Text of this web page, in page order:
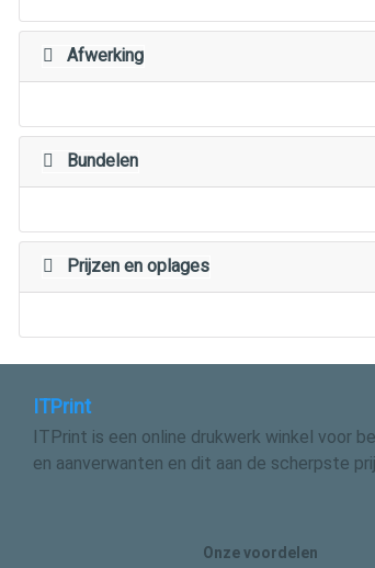
Afwerking
Bundelen
Prijzen en oplages
ITPrint
ITPrint is een online drukwerk winkel voor
en aanverwanten en dit aan de scherpste
Onze voordelen